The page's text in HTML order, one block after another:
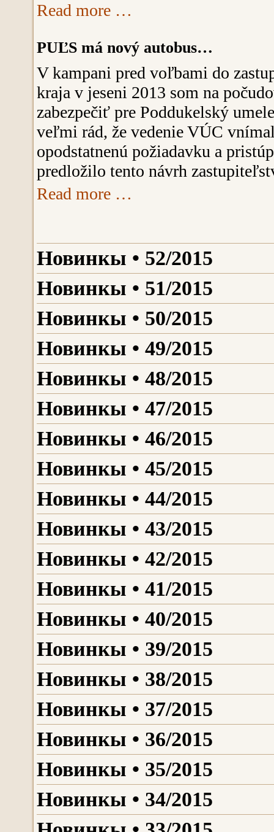
Read more …
PUĽS má nový autobus…
V kampani pred voľbami do
kraja v jeseni 2013 som na
zabezpečiť pre Poddukelský
veľmi rád, že vedenie VÚC
opodstatnenú požiadavku a
predložilo tento návrh
Read more …
Новинкы • 52/2015
Новинкы • 51/2015
Новинкы • 50/2015
Новинкы • 49/2015
Новинкы • 48/2015
Новинкы • 47/2015
Новинкы • 46/2015
Новинкы • 45/2015
Новинкы • 44/2015
Новинкы • 43/2015
Новинкы • 42/2015
Новинкы • 41/2015
Новинкы • 40/2015
Новинкы • 39/2015
Новинкы • 38/2015
Новинкы • 37/2015
Новинкы • 36/2015
Новинкы • 35/2015
Новинкы • 34/2015